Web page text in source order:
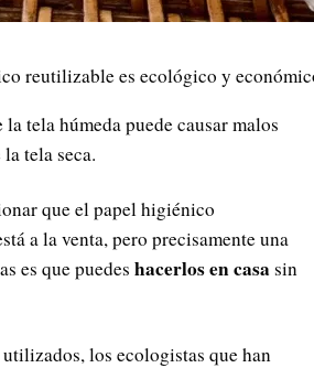
reutilizable es ecológico y
tela húmeda puede causar malos
tela seca.
que el papel higiénico
a la venta, pero precisamente una
es que puedes hacerlos en casa sin
los ecologistas que han